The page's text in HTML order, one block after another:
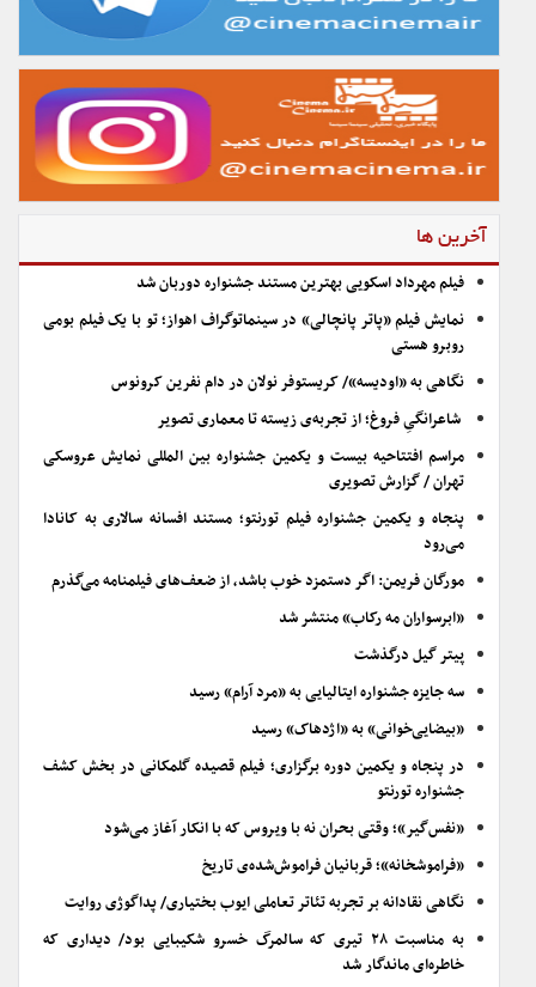
آخرین ها
فیلم مهرداد اسکویی بهترین مستند جشنواره دوربان شد
نمایش فیلم «پاتر پانچالی» در سینماتوگراف اهواز؛ تو با یک فیلم بومی
روبرو هستی
نگاهی به «اودیسه»/ کریستوفر نولان در دام نفرین کرونوس
شاعرانگیِ فروغ؛ از تجربه‌ی زیسته تا معماری تصویر
مراسم افتتاحیه بیست و یکمین جشنواره بین المللی نمایش عروسکی
تهران / گزارش تصویری
پنجاه و یکمین جشنواره فیلم تورنتو؛ مستند افسانه سالاری به کانادا
می‌رود
مورگان فریمن: اگر دستمزد خوب باشد، از ضعف‌های فیلمنامه می‌گذرم
«ابرسواران مه رکاب» منتشر شد
پیتر گیل درگذشت
سه جایزه جشنواره ایتالیایی به «مرد آرام» رسید
«بیضایی‌خوانی» به «اژدهاک» رسید
در پنجاه و یکمین دوره برگزاری؛ فیلم قصیده گلمکانی در بخش کشف
جشنواره تورنتو
«نفس‌گیر»؛ وقتی بحران نه با ویروس که با انکار آغاز می‌شود
«فراموشخانه»؛ قربانیان فراموش‌شده‌ی تاریخ
نگاهی نقادانه بر تجربه تئاتر تعاملی ایوب بختیاری/ پداگوژی روایت
به مناسبت ۲۸ تیری که سالمرگ خسرو شکیبایی بود/ دیداری که
خاطره‌ای ماندگار شد